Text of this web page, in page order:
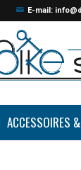
E-mail:
ACCESSOIRES